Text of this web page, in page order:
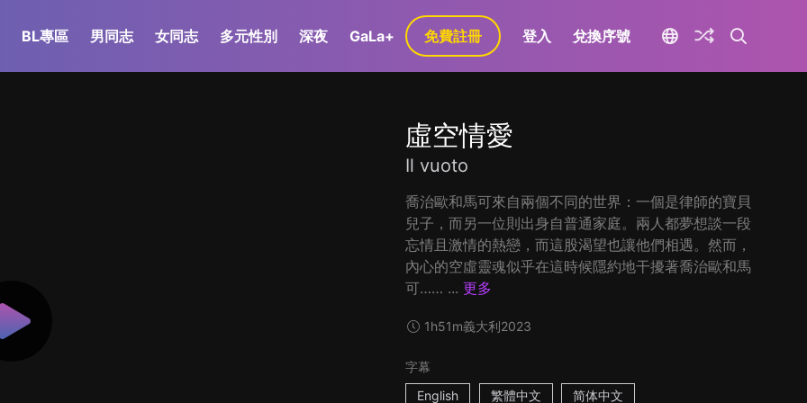
BL專區 男同志 女同志 多元性別 深夜 GaLa+ 免費註冊 登入 兌換序號
虛空情愛
Il vuoto
喬治歐和馬可來自兩個不同的世界：一個是律師的寶貝
兒子，而另一位則出身自普通家庭。兩人都夢想談一段
忘情且激情的熱戀，而這股渴望也讓他們相遇。然而，
內心的空虛靈魂似乎在這時候隱約地干擾著喬治歐和馬
可…… ... 更多
1h51m義大利2023
字幕
English
繁體中文 简体中文